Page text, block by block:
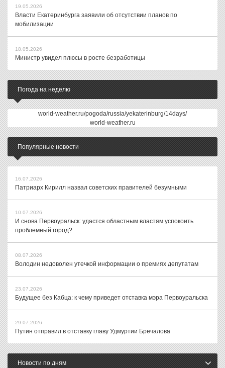
19.05.2026
Власти Екатеринбурга заявили об отсутствии планов по
мобилизации
18.05.2026
Министр увидел плюсы в росте безработицы
Погода на неделю
world-weather.ru/pogoda/russia/yekaterinburg/14days/
world-weather.ru
Популярные новости
16.07.2026
Патриарх Кирилл назвал советских правителей безумными
10.07.2026
И снова Первоуральск: удастся областным властям успокоить
проблемный город?
08.07.2026
Володин недоволен утечкой информации о премиях депутатам
23.07.2026
Будущее без Кабца: к чему приведет отставка мэра Первоуральска
29.07.2026
Путин отправил в отставку главу Удмуртии Бречалова
Новости по дням